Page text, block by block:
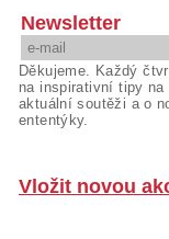
Newsletter
Děkujeme. Každý
na inspirativní tipy
aktuální soutěži a o
ententýky.
Vložit novou